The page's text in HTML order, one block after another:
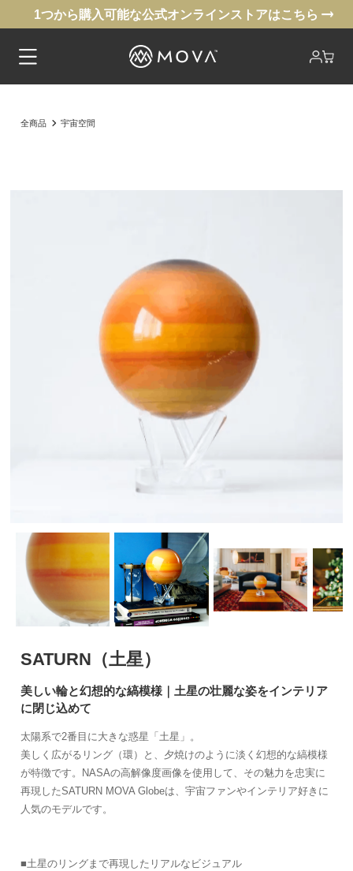
1つから購入可能な公式オンラインストアはこちら
全商品 宇宙空間
SATURN（土星）
美しい輪と幻想的な縞模様｜土星の壮麗な姿をインテリア
に閉じ込めて
太陽系で2番目に大きな惑星「土星」。
美しく広がるリング（環）と、夕焼けのように淡く幻想的な縞模様
が特徴です。NASAの高解像度画像を使用して、その魅力を忠実に
再現したSATURN MOVA Globeは、宇宙ファンやインテリア好きに
人気のモデルです。
■土星のリングまで再現したリアルなビジュアル